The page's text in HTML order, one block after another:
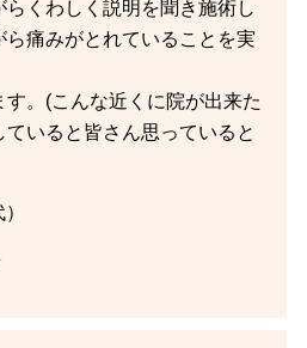
くわしく説明を聞き施術し
痛みがとれていることを実
。(こんな近くに院が出来た
いると皆さん思っていると